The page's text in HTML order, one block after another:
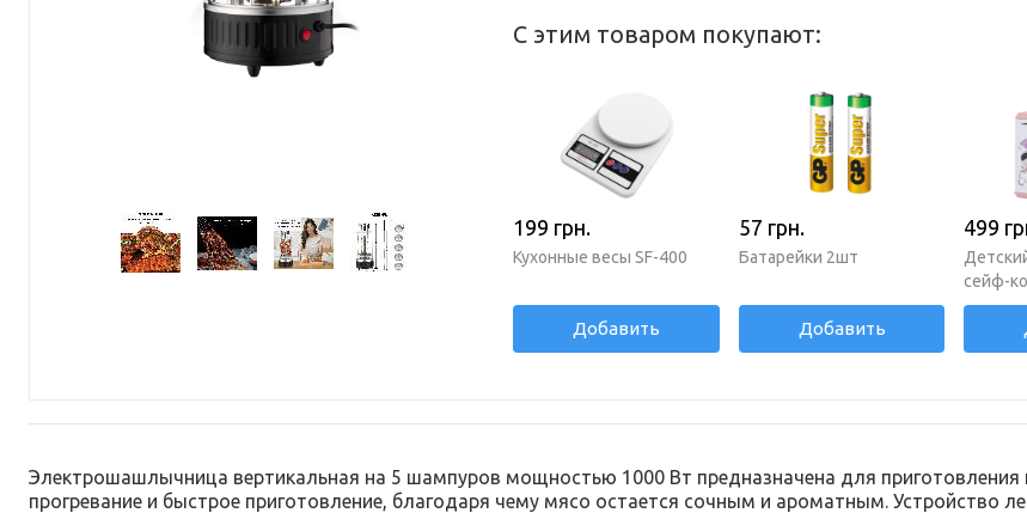
С этим товаром покупают:
199 грн.
Кухонные весы SF-400
Добавить
57 грн.
Батарейки 2шт
Добавить
499
сейф-
Электрошашлычница вертикальная на 5 шампуров мощностью 1000 Вт предназначена для
прогревание и быстрое приготовление, благодаря чему мясо остается сочным и ароматным. Устройство